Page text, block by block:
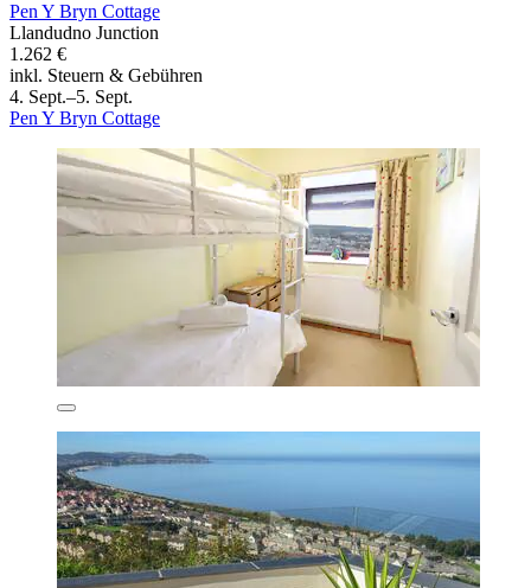
Pen Y Bryn Cottage
Llandudno Junction
1.262 €
inkl. Steuern & Gebühren
4. Sept.–5. Sept.
Pen Y Bryn Cottage